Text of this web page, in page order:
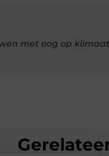
met oog op